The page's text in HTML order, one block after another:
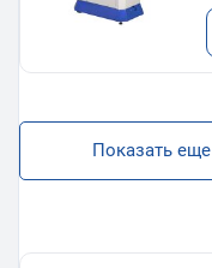
Показать еще